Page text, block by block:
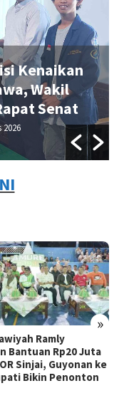
Kenaikan
Wakil
Senat
»
Ramly
Bantuan Rp20 Juta
Sinjai, Guyonan ke
Bikin Penonton